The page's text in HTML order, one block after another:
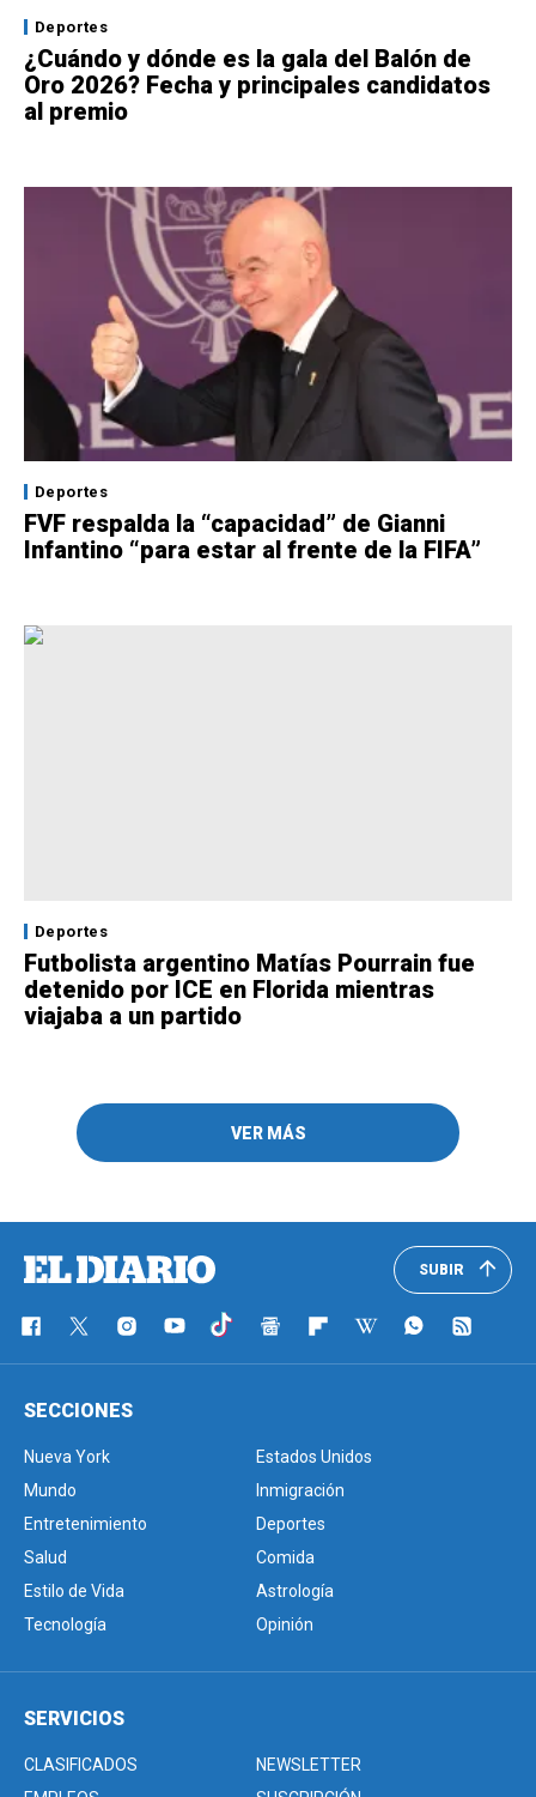
Deportes
¿Cuándo y dónde es la gala del Balón de
Oro 2026? Fecha y principales candidatos
al premio
Deportes
FVF respalda la “capacidad” de Gianni
Infantino “para estar al frente de la FIFA”
Deportes
Futbolista argentino Matías Pourrain fue
detenido por ICE en Florida mientras
viajaba a un partido
VER MÁS
SUBIR
SECCIONES
Nueva York
Estados Unidos
Mundo
Inmigración
Entretenimiento
Deportes
Salud
Comida
Estilo de Vida
Astrología
Tecnología
Opinión
SERVICIOS
CLASIFICADOS
NEWSLETTER